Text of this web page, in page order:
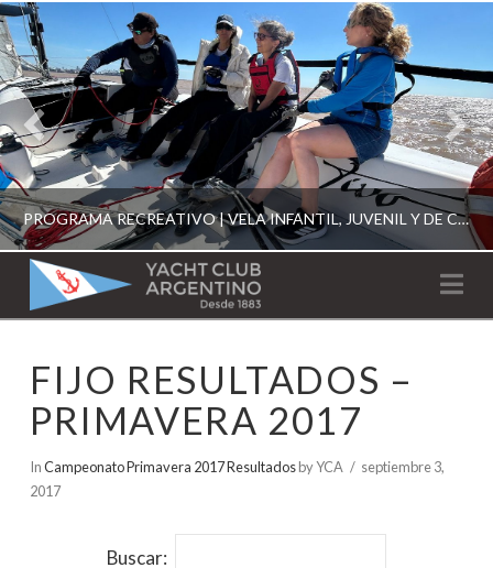
PROGRAMA RECREATIVO | VELA INFANTIL, JUVENIL Y DE CRUCERO 2026
ESCUELA RECREATIVA 2026
YACHT
CLUB
ARGENTINO
FIJO RESULTADOS –
PRIMAVERA 2017
InCampeonato Primavera 2017 Resultadosby YCA
septiembre 3,
2017
Buscar: